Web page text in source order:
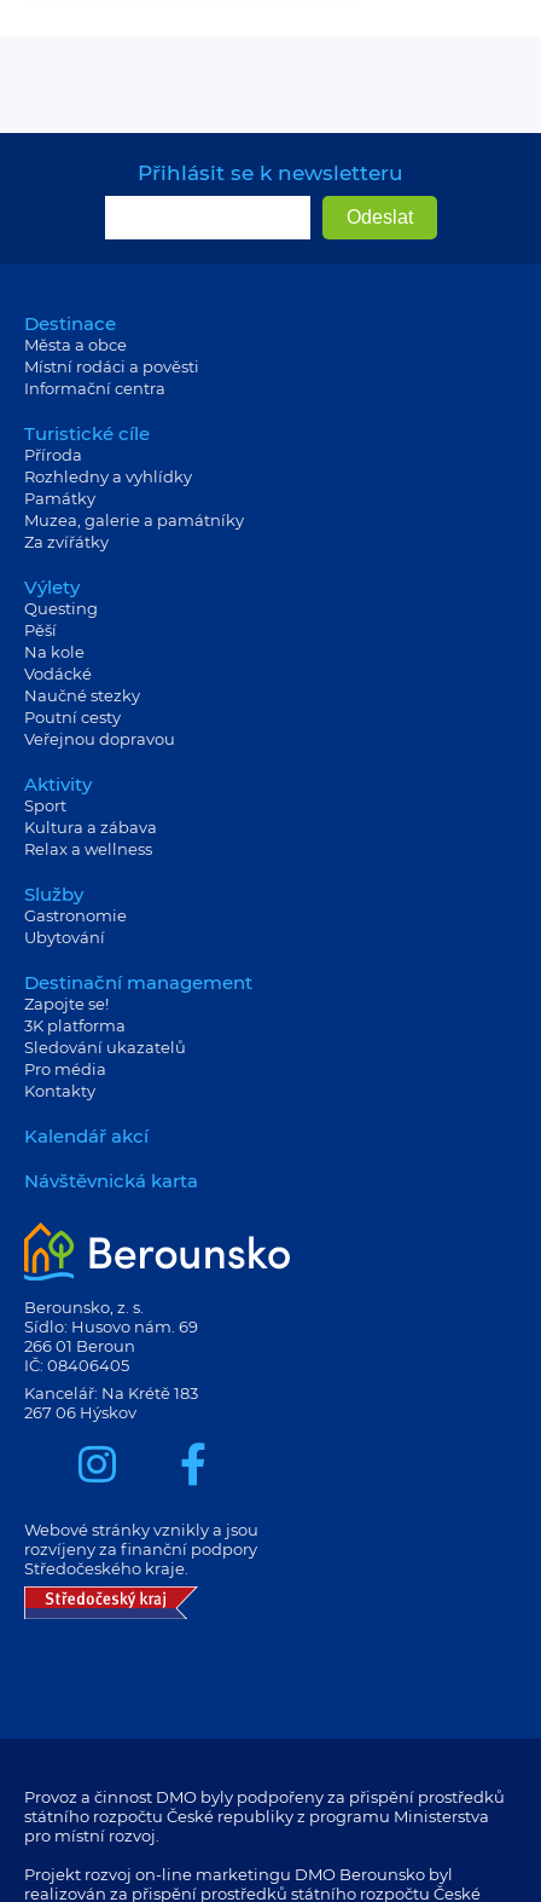
Přihlásit se k newsletteru
Destinace
Města a obce
Místní rodáci a pověsti
Informační centra
Turistické cíle
Příroda
Rozhledny a vyhlídky
Památky
Muzea, galerie a památníky
Za zvířátky
Výlety
Questing
Pěší
Na kole
Vodácké
Naučné stezky
Poutní cesty
Veřejnou dopravou
Aktivity
Sport
Kultura a zábava
Relax a wellness
Služby
Gastronomie
Ubytování
Destinační management
Zapojte se!
3K platforma
Sledování ukazatelů
Pro média
Kontakty
Kalendář akcí
Návštěvnická karta
Berounsko, z. s.
Sídlo: Husovo nám. 69
266 01 Beroun
IČ: 08406405
Kancelář: Na Krétě 183
267 06 Hýskov
Webové stránky vznikly a jsou
rozvíjeny za finanční podpory
Středočeského kraje.
Provoz a činnost DMO byly podpořeny za přispění prostředků
státního rozpočtu České republiky z programu Ministerstva
pro místní rozvoj.
Projekt rozvoj on-line marketingu DMO Berounsko byl
realizován za přispění prostředků státního rozpočtu České